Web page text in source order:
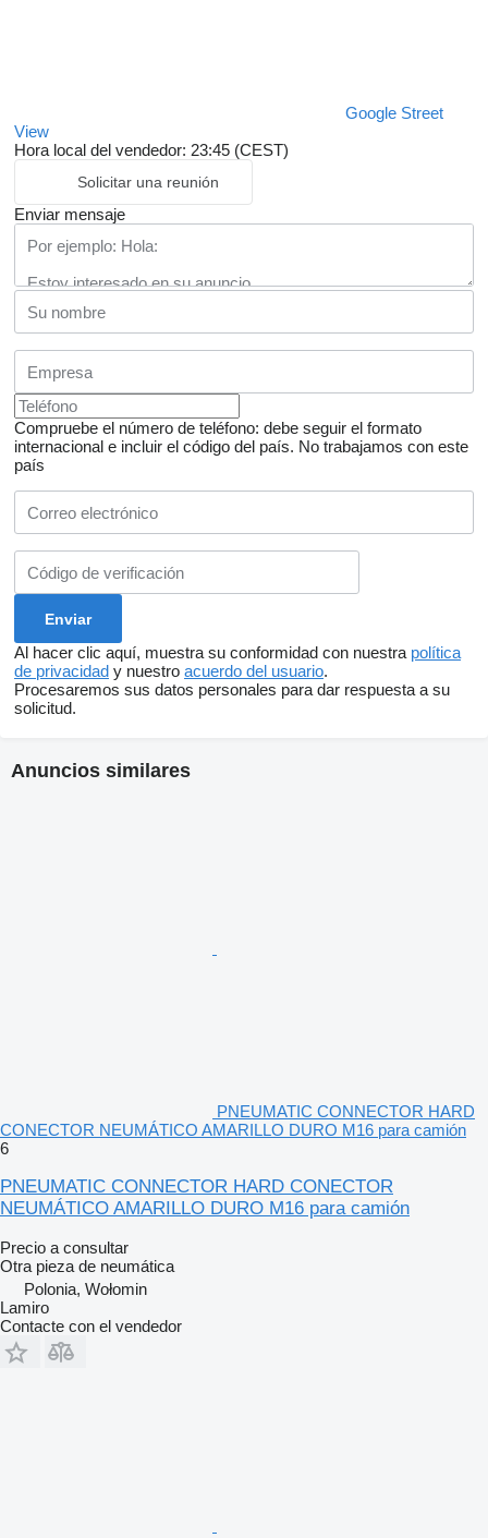
Google Street
View
Hora local del vendedor: 23:45 (CEST)
Solicitar una reunión
Enviar mensaje
Compruebe el número de teléfono: debe seguir el formato
internacional e incluir el código del país. No trabajamos con este
país
Al hacer clic aquí, muestra su conformidad con nuestra política
de privacidad y nuestro acuerdo del usuario.
Procesaremos sus datos personales para dar respuesta a su
solicitud.
Anuncios similares
PNEUMATIC CONNECTOR HARD
CONECTOR NEUMÁTICO AMARILLO DURO M16 para camión
6
PNEUMATIC CONNECTOR HARD CONECTOR
NEUMÁTICO AMARILLO DURO M16 para camión
Precio a consultar
Otra pieza de neumática
Polonia, Wołomin
Lamiro
Contacte con el vendedor